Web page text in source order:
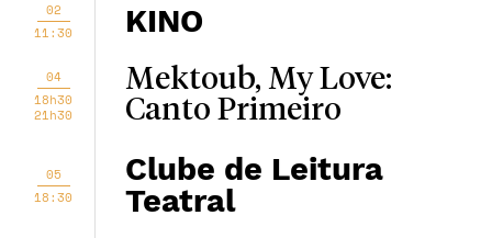
02
11:30
KINO
04
18h30
21h30
Mektoub, My Love:
Canto Primeiro
05
18:30
Clube de Leitura
Teatral